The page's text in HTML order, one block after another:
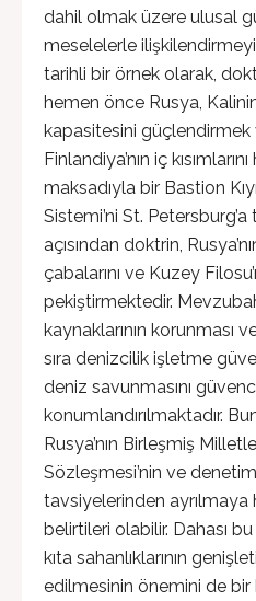
dahil olmak üzere ulusal
meselelerle
tarihli bir örnek olarak,
hemen önce Rusya,
kapasitesini güçlendirmek
Finlandiya’nın iç
maksadıyla bir Bastion
Sistemi’ni St. Petersburg’a
açısından doktrin,
çabalarını ve Kuzey
pekiştirmektedir.
kaynaklarının korunması
sıra denizcilik işletme
deniz savunmasını
konumlandırılmaktadır.
Rusya’nın Birleşmiş
Sözleşmesi’nin ve
tavsiyelerinden ayrılmaya
belirtileri olabilir. Dahası
kıta sahanlıklarının
edilmesinin önemini de